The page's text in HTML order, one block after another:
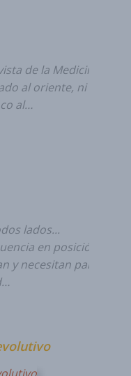
de la Medicina de
al oriente, ni a la
al…
lados...
en posición de
y necesitan para